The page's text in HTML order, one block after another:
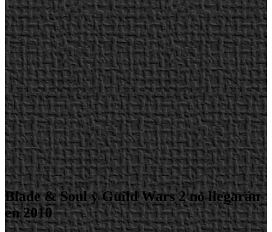
Blade & Soul y Guild Wars 2 no llegarán
en 2010